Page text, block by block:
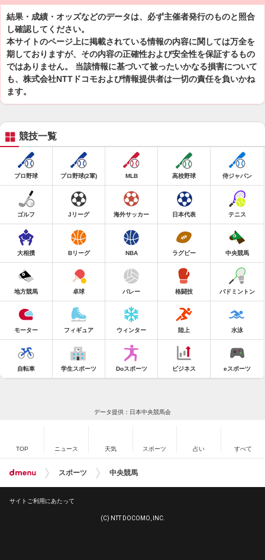
結果・成績・オッズなどのデータは、必ず主催者発行のものと照合
し確認してください。
本サイトのページ上に掲載されている情報の内容に関しては万全を
期しておりますが、その内容の正確性および安全性を保証するもの
ではありません。 当該情報に基づいて被ったいかなる損害について
も、株式会社NTTドコモおよび情報提供者は一切の責任を負いかね
ます。
競技一覧
プロ野球 プロ野球(2軍) MLB 高校野球 侍ジャパン
ゴルフ Jリーグ 海外サッカー 日本代表 テニス
大相撲 Bリーグ NBA ラグビー 中央競馬
地方競馬 卓球 バレー 格闘技 バドミントン
モーター フィギュア ウィンター 陸上 水泳
自転車 学生スポーツ Doスポーツ ビジネス eスポーツ
データ提供：日本中央競馬会
TOP ニュース 天気 スポーツ 占い すべて
スポーツ 中央競馬
サイトご利用にあたって
(C) NTT DOCOMO, INC.